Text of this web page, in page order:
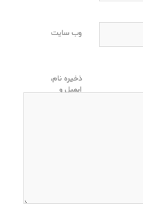
وب‌ سایت
ذخیره نام،
ایمیل و